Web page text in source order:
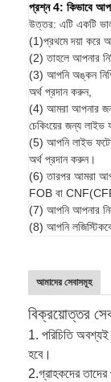
প্রশ্ন 4: কিভাবে
উত্তর: এটি একটি
(1)প্রথমে দয়া করে
(2) তাহলে আপনার
(3) আপনি অঙ্কন
অর্থ প্রদান করুন,
(4) আমরা আপনার
চেকিংয়ের জন্য
(5) আপনি লাইভ ফটো
অর্থ প্রদান করুন।
(6) তারপর আমরা
FOB বা
(7) আপনি আপনার
(8) আপনি
আমাদের সেবাসমূহ
বিক্রয়োত্তর
1. পরিচিতি অবশ্যই
হবে।
2.গ্রাহকদের